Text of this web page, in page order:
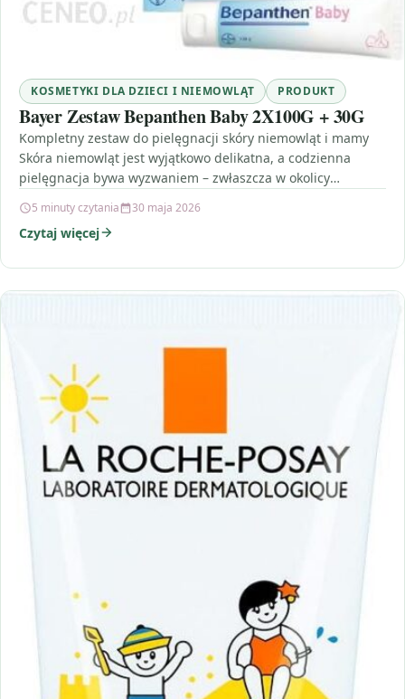
KOSMETYKI DLA DZIECI I NIEMOWLĄT PRODUKT
Bayer Zestaw Bepanthen Baby 2X100G + 30G
Kompletny zestaw do pielęgnacji skóry niemowląt i mamy
Skóra niemowląt jest wyjątkowo delikatna, a codzienna
pielęgnacja bywa wyzwaniem – zwłaszcza w okolicy
5 minuty czytania 30 maja 2026
Czytaj więcej